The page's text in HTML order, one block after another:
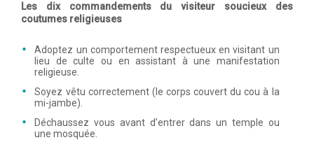
Les dix commandements du visiteur soucieux des
coutumes religieuses
Adoptez un comportement respectueux en visitant un
lieu de culte ou en assistant à une manifestation
religieuse.
Soyez vêtu correctement (le corps couvert du cou à la
mi-jambe).
Déchaussez vous avant d’entrer dans un temple ou
une mosquée.